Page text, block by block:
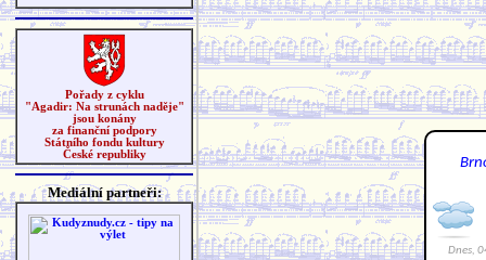
Pořady z cyklu
"Agadir: Na strunách naděje"
jsou konány
za finanční podpory
Státního fondu kultury
České republiky
Mediální partneři: